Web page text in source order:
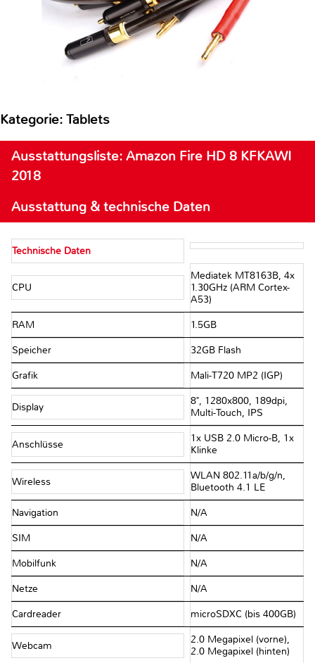
Kategorie: Tablets
Ausstattungsliste: Amazon Fire HD 8 KFKAWI
2018
Ausstattung & technische Daten
Technische Daten
CPU
Mediatek MT8163B, 4x
1.30GHz (ARM Cortex-
A53)
RAM 1.5GB
Speicher 32GB Flash
Grafik Mali-T720 MP2 (IGP)
Display
8", 1280x800, 189dpi,
Multi-Touch, IPS
Anschlüsse
1x USB 2.0 Micro-B, 1x
Klinke
Wireless
WLAN 802.11a/​b/​g/​n,
Bluetooth 4.1 LE
Navigation N/A
SIM N/A
Mobilfunk N/A
Netze N/A
Cardreader microSDXC (bis 400GB)
Webcam
2.0 Megapixel (vorne),
2.0 Megapixel (hinten)